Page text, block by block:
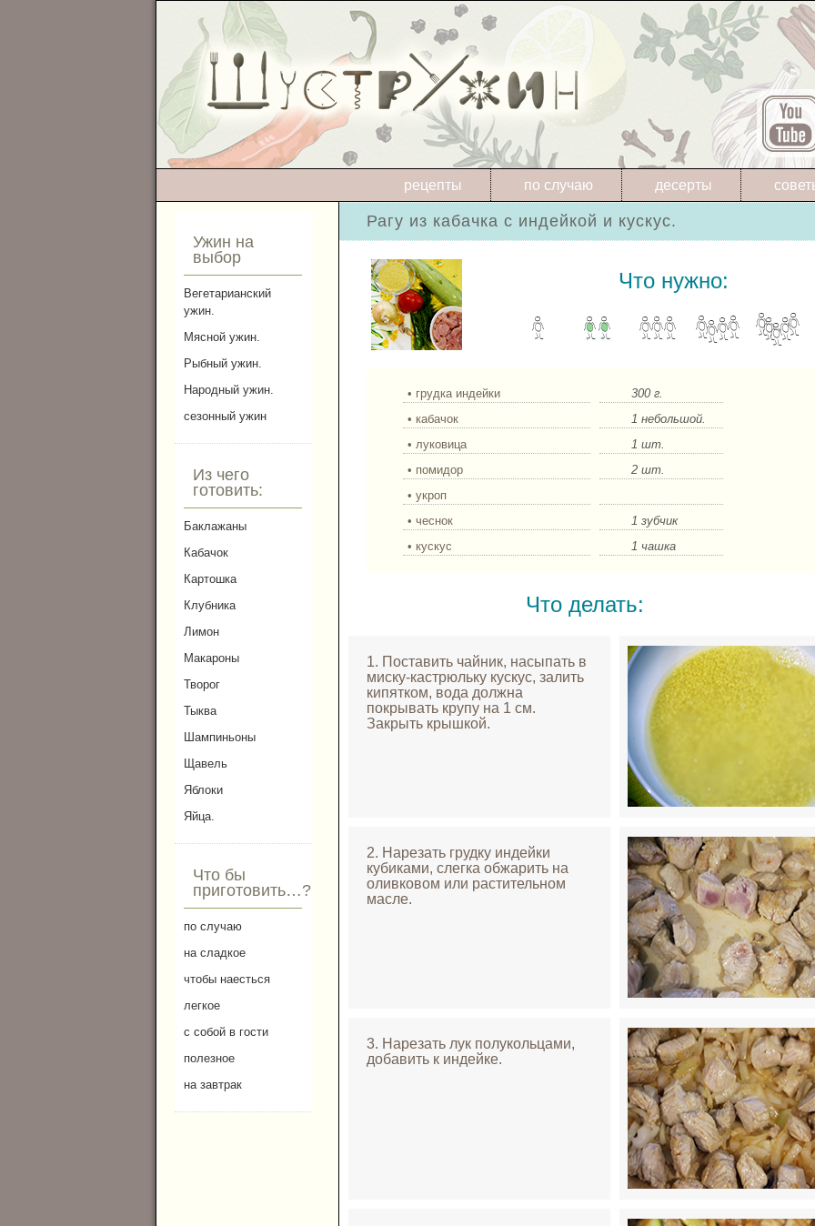
десерты
по случаю
рецепты
Ужин на
выбор
Вегетарианский
ужин.
Мясной ужин.
Рыбный ужин.
Народный ужин.
сезонный ужин
Из чего
готовить:
Баклажаны
Кабачок
Картошка
Клубника
Лимон
Макароны
Творог
Тыква
Шампиньоны
Щавель
Яблоки
Яйца.
Что бы
приготовить…?
по случаю
на сладкое
чтобы наесться
легкое
с собой в гости
полезное
на завтрак
Рагу из кабачка с индейкой и кускус.
Что нужно:
• грудка индейки
300 г.
• кабачок
1 небольшой.
• луковица
1 шт.
• помидор
2 шт.
• укроп
• чеснок
1 зубчик
• кускус
1 чашка
Что делать:
1. Поставить чайник, насыпать в
миску-кастрюльку кускус, залить
кипятком, вода должна
покрывать крупу на 1 см.
Закрыть крышкой.
2. Нарезать грудку индейки
кубиками, слегка обжарить на
оливковом или растительном
масле.
3. Нарезать лук полукольцами,
добавить к индейке.